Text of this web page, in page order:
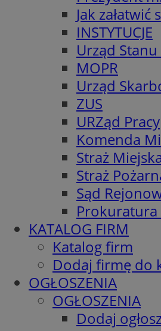
Jak
INSTYTUCJE
Urząd
MOPR
Urząd
ZUS
URZąd Pracy
Komenda
Straż
Straż
Sąd
Prokuratura
KATALOG FIRM
Katalog firm
Dodaj firmę do
OGŁOSZENIA
OGŁOSZENIA
Dodaj